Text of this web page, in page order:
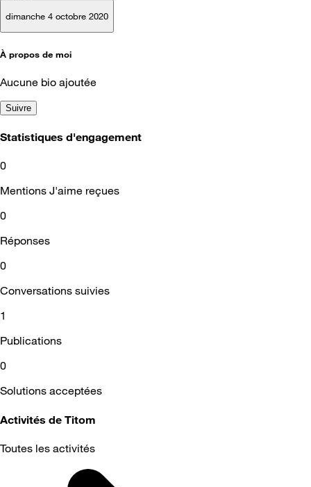
dimanche 4 octobre 2020
À propos de moi
Aucune bio ajoutée
Suivre
Statistiques d'engagement
0
Mentions J'aime reçues
0
Réponses
0
Conversations suivies
1
Publications
0
Solutions acceptées
Activités de Titom
Toutes les activités